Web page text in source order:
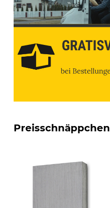
Preisschnäppchen